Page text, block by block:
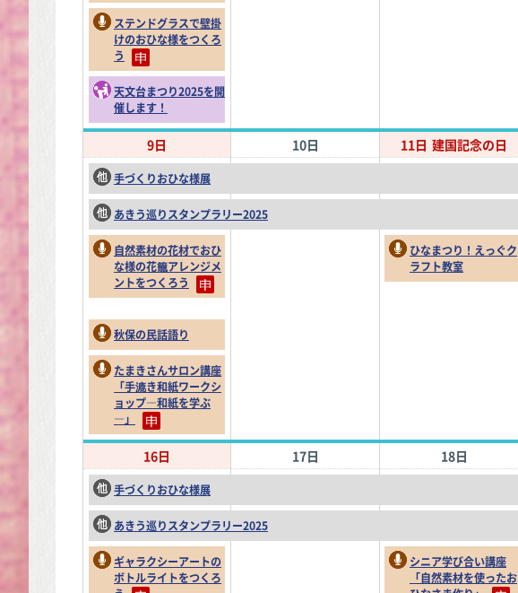
ステンドグラスで壁掛
けのおひな様をつくろ
う
天文台まつり2025を開
催します！
9日 10日 11日 建国記念の日
手づくりおひな様展
あきう巡りスタンプラリー2025
自然素材の花材でおひ
な様の花籠アレンジメ
ントをつくろう
ひなまつり！えっぐク
ラフト教室
秋保の民話語り
たまきさんサロン講座
「手漉き和紙ワークシ
ョップ―和紙を学ぶ
―」
16日 17日 18日
手づくりおひな様展
あきう巡りスタンプラリー2025
ギャラクシーアートの
ボトルライトをつくろ
シニア学び合い講座
「自然素材を使ったお